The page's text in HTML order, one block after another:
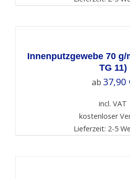
DETAILS
Innenputzgewebe 70 g/
TG 11)
ab 37,90
incl. VAT
kostenloser
Lieferzeit: 2-5